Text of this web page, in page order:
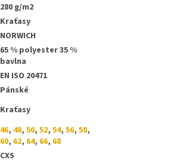
280 g/m2
Kraťasy
NORWICH
65 % polyester 35 %
bavlna
EN ISO 20471
Pánské
Kraťasy
46, 48,50,52,54,56,58,
60, 62, 64, 66, 68
CXS